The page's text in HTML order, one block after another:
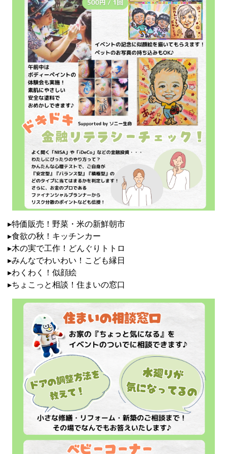
▸特価販売！野菜・米の新鮮朝市
▸食欲の秋！キッチンカー
▸木の実で工作！どんぐりトトロ
▸みんなでわいわい！こども縁日
▸わくわく！似顔絵
▸ちょこっと相談！住まいの窓口